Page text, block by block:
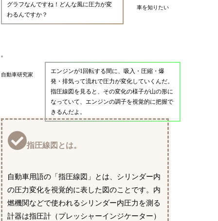
車を知りたい
グラフなんですね！どんな風に圧力が変
わるんですか？
自動車研究家
エンジンが1回転する間に、吸入・圧縮・爆
発・排気って流れで圧力が変化していくんだ。
指圧線図を見ると、その変化の様子が山の形に
なっていて、エンジンの調子を視覚的に把握で
きるんだよ。
指圧線図とは。
自動車用語の「指圧線図」とは、シリンダー内
の圧力変化を視覚的に表した図のことです。内
燃機関などで使われるシリンダー内圧力を測る
計器は指圧計（プレッシャーインジケーター）